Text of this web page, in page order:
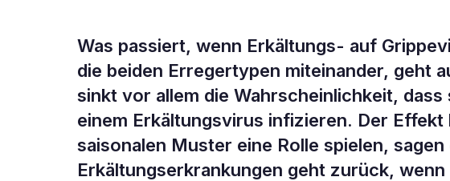
ALLGEMEIN
Grippe plus
eher selten
Was passiert, wenn Erkältungs- auf
die beiden Erregertypen miteinander, geht
sinkt vor allem die Wahrscheinlichkeit,
einem Erkältungsvirus infizieren. Der
saisonalen Muster eine Rolle spielen,
Erkältungserkrankungen geht zurück,